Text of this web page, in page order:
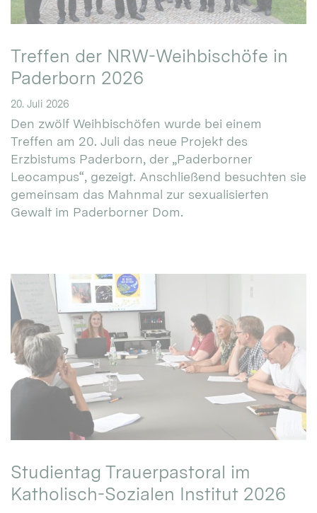
Treffen der NRW-Weihbischöfe in
Paderborn 2026
20. Juli 2026
Den zwölf Weihbischöfen wurde bei einem
Treffen am 20. Juli das neue Projekt des
Erzbistums Paderborn, der „Paderborner
Leocampus“, gezeigt. Anschließend besuchten sie
gemeinsam das Mahnmal zur sexualisierten
Gewalt im Paderborner Dom.
Studientag Trauerpastoral im
Katholisch-Sozialen Institut 2026